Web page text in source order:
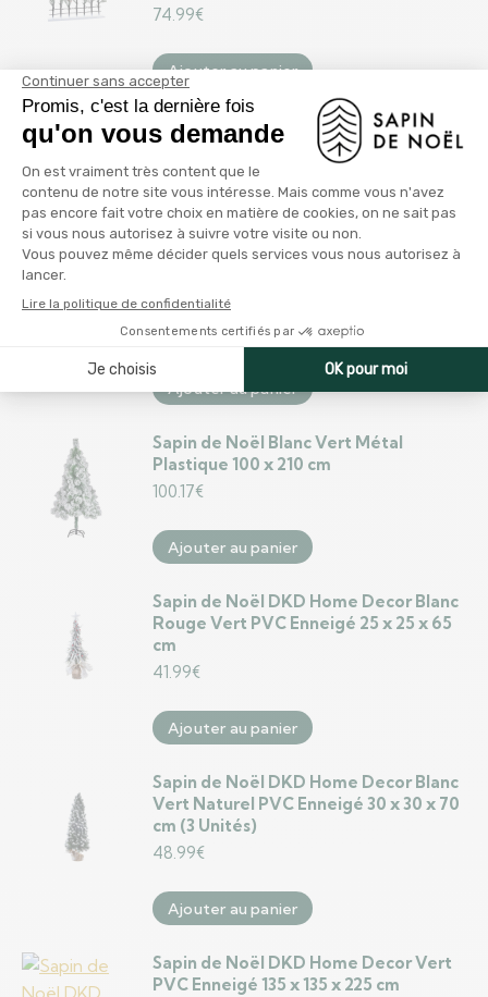
74.99€
Ajouter au panier
Sapin de Noël Rond Polaire Rose (22 x
38 x 22 cm)
15.99€
Ajouter au panier
Polyéthylène 210 cm
263.99€
Ajouter au panier
Sapin de Noël Blanc Vert Métal
Plastique 100 x 210 cm
100.17€
Ajouter au panier
Sapin de Noël DKD Home Decor Blanc
Rouge Vert PVC Enneigé 25 x 25 x 65
cm
41.99€
Ajouter au panier
Sapin de Noël DKD Home Decor Blanc
Vert Naturel PVC Enneigé 30 x 30 x 70
cm (3 Unités)
48.99€
Ajouter au panier
Sapin de Noël DKD Home Decor Vert
PVC Enneigé 135 x 135 x 225 cm